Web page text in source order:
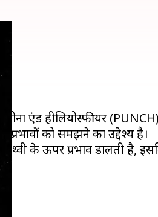
एंड हीलियोस्फीयर
प्रभावों को समझने का उद्देश्य है।